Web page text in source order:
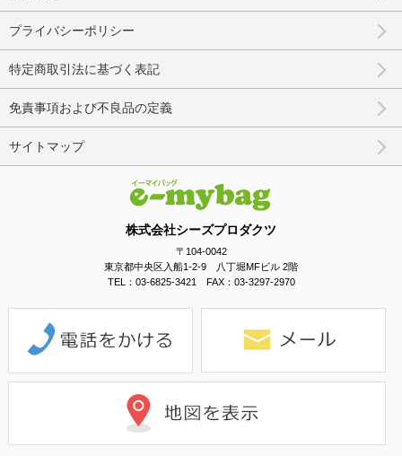
株式会社シーズプロダクツ
〒104-0042
東京都中央区入船1-2-9 八丁堀MFビル 2階
TEL：03-6825-3421 FAX：03-3297-2970
プライバシーポリシー
特定商取引法に基づく表記
免責事項および不良品の定義
サイトマップ